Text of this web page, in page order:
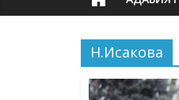
Н.Исакова